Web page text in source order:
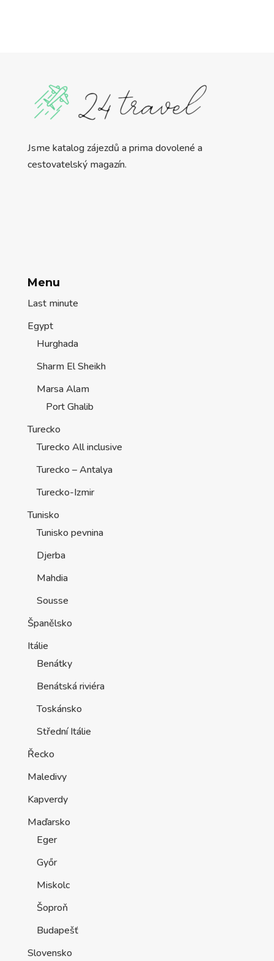
Jsme katalog zájezdů a prima dovolené a
cestovatelský magazín.
Menu
Last minute
Egypt
Hurghada
Sharm El Sheikh
Marsa Alam
Port Ghalib
Turecko
Turecko All inclusive
Turecko – Antalya
Turecko-Izmir
Tunisko
Tunisko pevnina
Djerba
Mahdia
Sousse
Španělsko
Itálie
Benátky
Benátská riviéra
Toskánsko
Střední Itálie
Řecko
Maledivy
Kapverdy
Maďarsko
Eger
Győr
Miskolc
Šoproň
Budapešť
Slovensko